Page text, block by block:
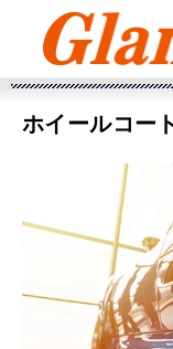
カーケアグランツ
ホイールコー